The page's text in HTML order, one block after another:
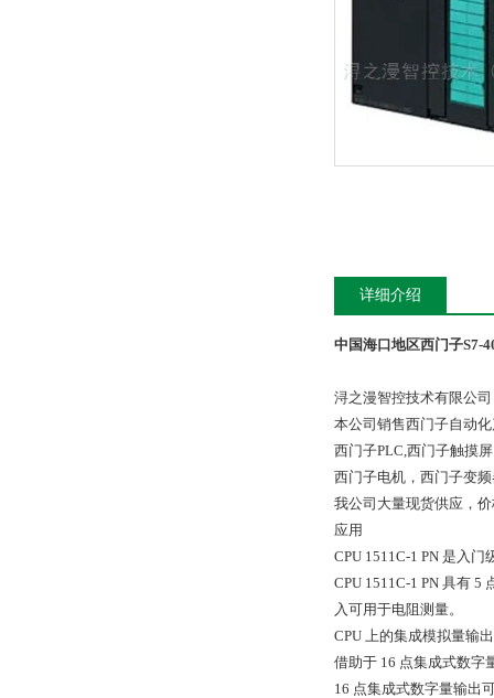
详细介绍
中国海口地区西门子S7-
浔之漫智控技术有限公
本公司销售西门子自动
西门子PLC,西门子触摸
西门子电机，西门子变
我公司大量现货供应，
应用
CPU 1511C-1 PN 是入
CPU 1511C-1 PN 具有
入可用于电阻测量。
CPU 上的集成模拟量输
借助于 16 点集成式数字
16 点集成式数字量输出